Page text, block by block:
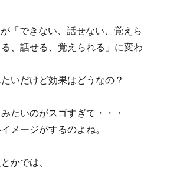
「できない、話せない、覚えら
、話せる、覚えられる」に変わ
いだけど効果はどうなの？
たいのがスゴすぎて・・・
メージがするのよね。
かでは、